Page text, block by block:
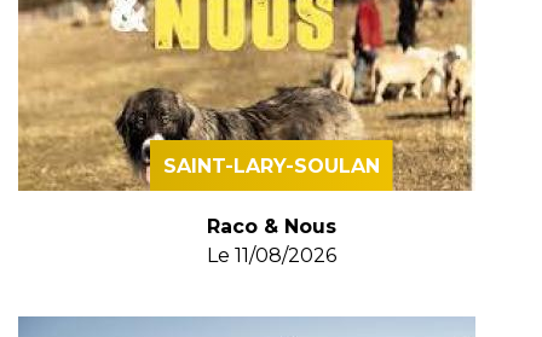
SAINT-LARY-SOULAN
Raco & Nous
Le 11/08/2026